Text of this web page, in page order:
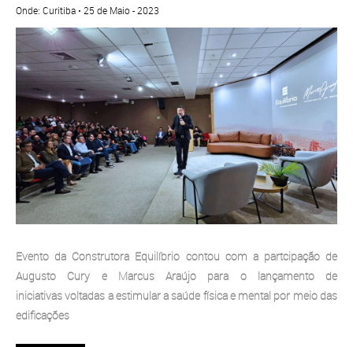
Onde: Curitiba • 25 de Maio - 2023
Evento da Construtora Equilíbrio contou com a partcipação de
Augusto Cury e Marcus Araújo para o lançamento de
iniciativas voltadas a estimular a saúde física e mental por meio das
edificações